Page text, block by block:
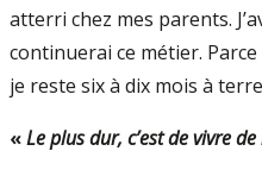
atterri chez mes parents.
continuerai ce métier.
je reste six à dix mois à
«Le plus dur, c’est de vivre